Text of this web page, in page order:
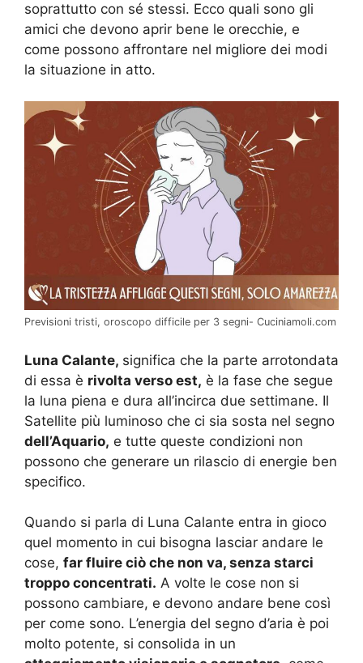
soprattutto con sé stessi. Ecco quali sono gli
amici che devono aprir bene le orecchie, e
come possono affrontare nel migliore dei modi
la situazione in atto.
Previsioni tristi, oroscopo difficile per 3 segni- Cuciniamoli.com
Luna Calante, significa che la parte arrotondata
di essa è rivolta verso est, è la fase che segue
la luna piena e dura all’incirca due settimane. Il
Satellite più luminoso che ci sia sosta nel segno
dell’Aquario, e tutte queste condizioni non
possono che generare un rilascio di energie ben
specifico.
Quando si parla di Luna Calante entra in gioco
quel momento in cui bisogna lasciar andare le
cose, far fluire ciò che non va, senza starci
troppo concentrati. A volte le cose non si
possono cambiare, e devono andare bene così
per come sono. L’energia del segno d’aria è poi
molto potente, si consolida in un